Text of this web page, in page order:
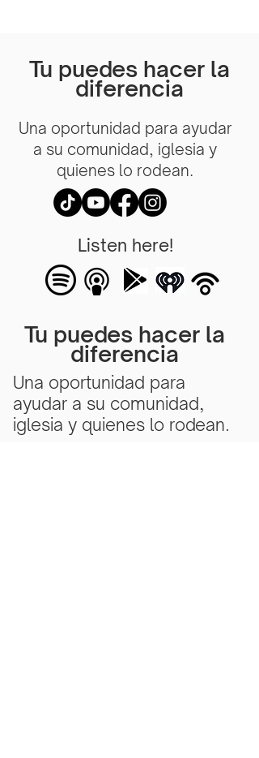
Tu puedes hacer la
diferencia
Una oportunidad para ayudar
a su comunidad, iglesia y
quienes lo rodean.
Listen here!
Tu puedes hacer la
diferencia
Una oportunidad para
ayudar a su comunidad,
iglesia y quienes lo rodean.